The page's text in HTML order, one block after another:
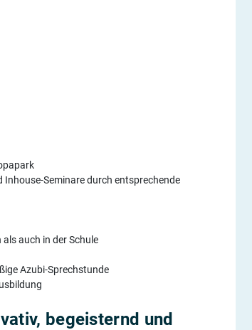
Inhouse-Seminare durch entsprechende
auch in der Schule
Azubi-Sprechstunde
begeisternd und